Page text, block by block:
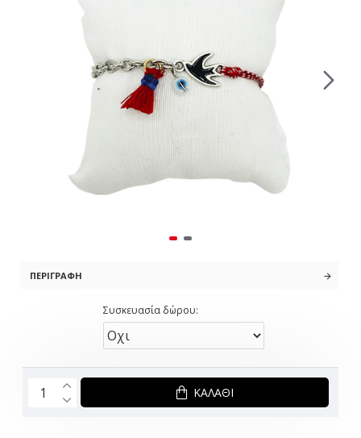
ΠΕΡΙΓΡΑΦΉ
Συσκευασία δώρου:
ΚΑΛΆΘΙ